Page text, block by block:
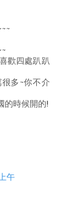
歡四處趴趴
多~你不介
的時候開的!
午